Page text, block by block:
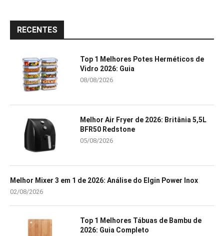
RECENTES
Top 1 Melhores Potes Herméticos de
Vidro 2026: Guia
08/08/2026
Melhor Air Fryer de 2026: Britânia 5,5L
BFR50 Redstone
05/08/2026
Melhor Mixer 3 em 1 de 2026: Análise do Elgin Power Inox
02/08/2026
Top 1 Melhores Tábuas de Bambu de
2026: Guia Completo